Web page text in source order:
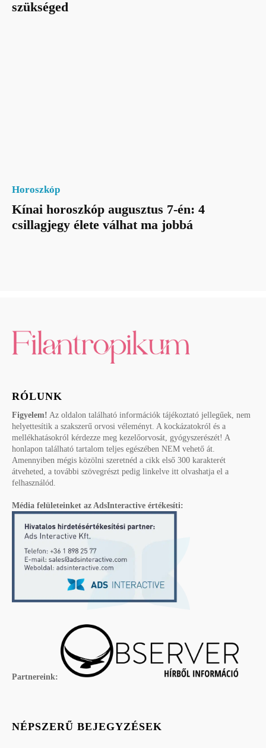
szükséged
Horoszkóp
Kínai horoszkóp augusztus 7-én: 4
csillagjegy élete válhat ma jobbá
RÓLUNK
Figyelem! Az oldalon található információk tájékoztató jellegűek, nem
helyettesítik a szakszerű orvosi véleményt. A kockázatokról és a
mellékhatásokról kérdezze meg kezelőorvosát, gyógyszerészét! A
honlapon található tartalom teljes egészében NEM vehető át.
Amennyiben mégis közölni szeretnéd a cikk első 300 karakterét
átveheted, a további szövegrészt pedig linkelve itt olvashatja el a
felhasználód.
Média felületeinket az AdsInteractive értékesíti:
Partnereink:
NÉPSZERŰ BEJEGYZÉSEK